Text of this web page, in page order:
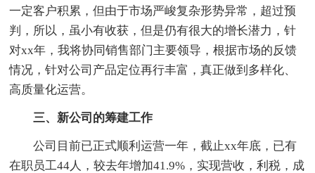
一定客户积累，但由于市场严峻复杂形势异常，超过预
判，所以，虽小有收获，但是仍有很大的增长潜力，针
对xx年，我将协同销售部门主要领导，根据市场的反馈
情况，针对公司产品定位再行丰富，真正做到多样化、
高质量化运营。
三、新公司的筹建工作
公司目前已正式顺利运营一年，截止xx年底，已有
在职员工44人，较去年增加41.9%，实现营收，利税，成